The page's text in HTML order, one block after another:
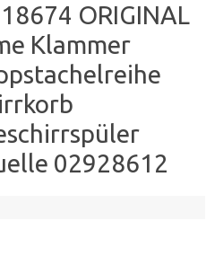
ORIGINAL
Klammer
02928612